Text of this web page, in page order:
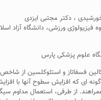
، دکتر مجتبی ایزدی
فیزیولوژی ورزشی، دانشگاه آزاد
علوم پزشکی پارس
فسفاتاز و استئوکلسین از
ای که افزایش سطوح آنها با
از طرفی، استعمال مداوم